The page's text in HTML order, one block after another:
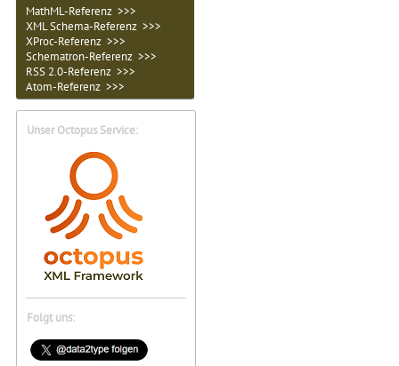
MathML-Referenz >>>
XML Schema-Referenz >>>
XProc-Referenz >>>
Schematron-Referenz >>>
RSS 2.0-Referenz >>>
Atom-Referenz >>>
Unser Octopus Service:
Folgt uns: